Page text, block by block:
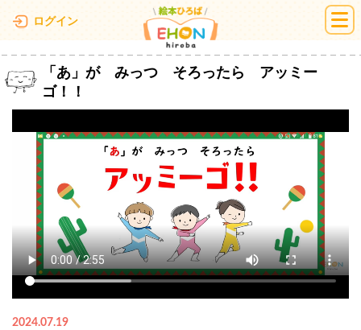
ログイン 絵本ひろば
「あ」が みっつ そろったら アッミー
ゴ！！
2024.07.19